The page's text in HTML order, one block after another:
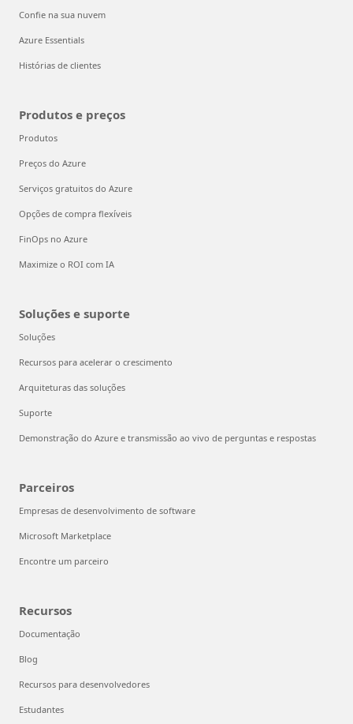
Confie na sua nuvem
Azure Essentials
Histórias de clientes
Produtos e preços
Produtos
Preços do Azure
Serviços gratuitos do Azure
Opções de compra flexíveis
FinOps no Azure
Maximize o ROI com IA
Soluções e suporte
Soluções
Recursos para acelerar o crescimento
Arquiteturas das soluções
Suporte
Demonstração do Azure e transmissão ao vivo de perguntas e respostas
Parceiros
Empresas de desenvolvimento de software
Microsoft Marketplace
Encontre um parceiro
Recursos
Documentação
Blog
Recursos para desenvolvedores
Estudantes